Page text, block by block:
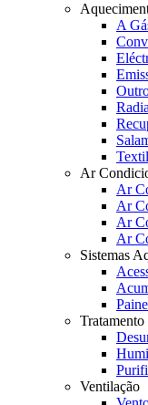
A
Textil
Ar
Ar
Ar
Ar
Ar
Sistemas
Ventilação